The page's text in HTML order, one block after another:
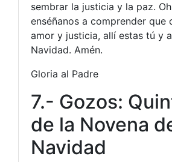
sembrar la justicia y la paz.
enséñanos a comprender que
amor y justicia, allí estas tú y
Navidad. Amén.
Gloria al Padre
7.- Gozos:
de la Novena
Navidad